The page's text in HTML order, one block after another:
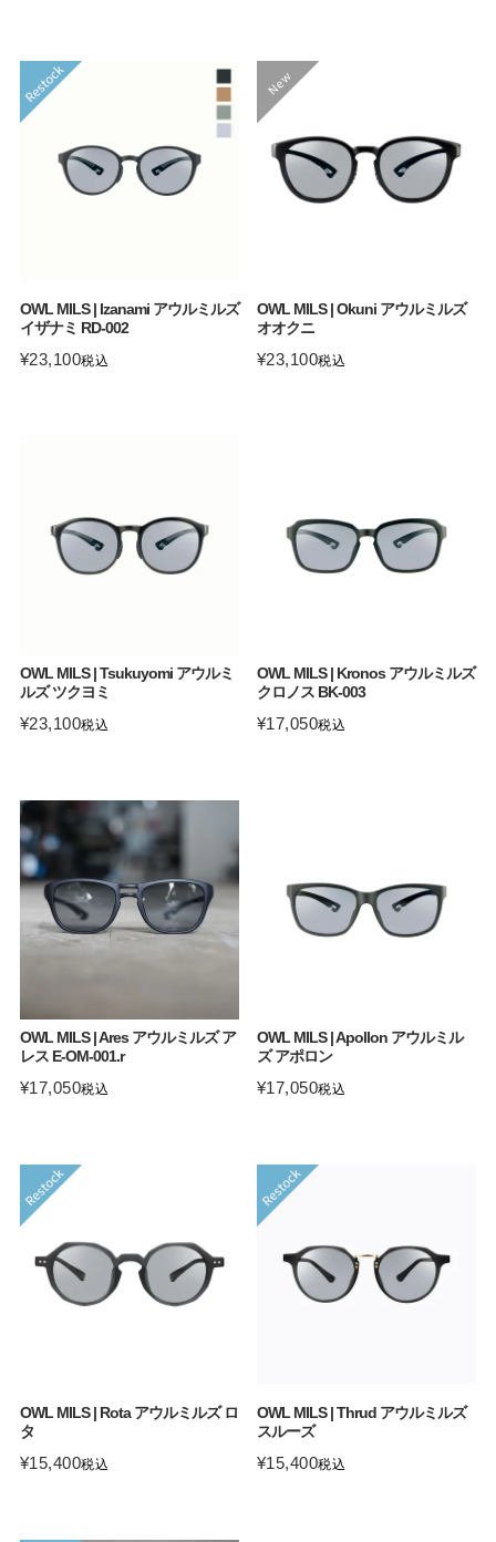
OWL MILS | Izanami アウルミルズ
イザナミ RD-002
¥23,100税込
OWL MILS | Okuni アウルミルズ
オオクニ
¥23,100税込
OWL MILS | Tsukuyomi アウルミ
ルズ ツクヨミ
¥23,100税込
OWL MILS | Kronos アウルミルズ
クロノス BK-003
¥17,050税込
OWL MILS | Ares アウルミルズ ア
レス E-OM-001.r
¥17,050税込
OWL MILS | Apollon アウルミル
ズ アポロン
¥17,050税込
OWL MILS | Rota アウルミルズ ロ
タ
¥15,400税込
OWL MILS | Thrud アウルミルズ
スルーズ
¥15,400税込